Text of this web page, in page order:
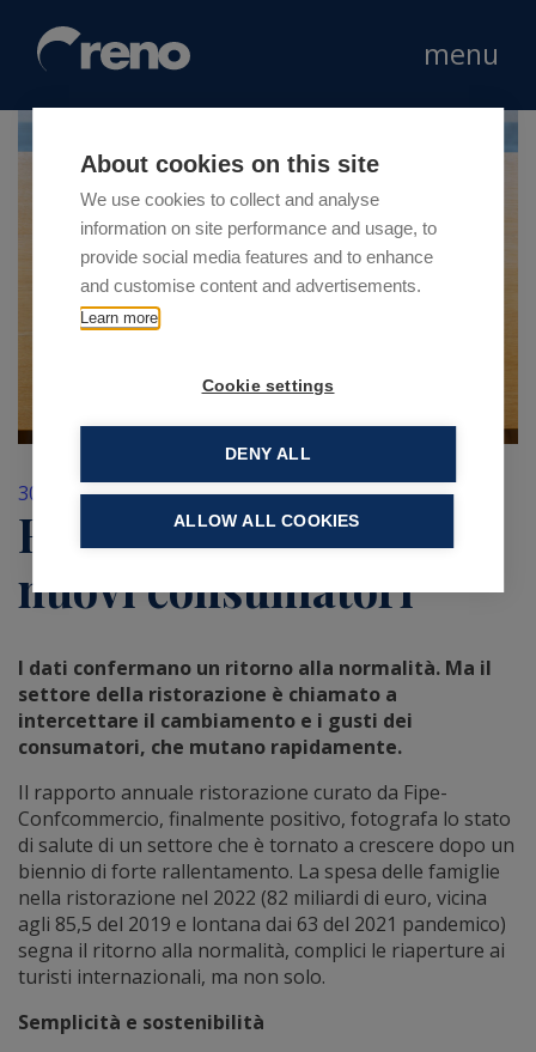
About cookies on this site
We use cookies to collect and analyse
information on site performance and usage, to
provide social media features and to enhance
and customise content and advertisements.
Learn more
Cookie settings
DENY ALL
ALLOW ALL COOKIES
menu
30 Maggio 2023
Ristoranti moderni e
nuovi consumatori
I dati confermano un ritorno alla normalità. Ma il
settore della ristorazione è chiamato a
intercettare il cambiamento e i gusti dei
consumatori, che mutano rapidamente.
Il rapporto annuale ristorazione curato da Fipe-
Confcommercio, finalmente positivo, fotografa lo stato
di salute di un settore che è tornato a crescere dopo un
biennio di forte rallentamento. La spesa delle famiglie
nella ristorazione nel 2022 (82 miliardi di euro, vicina
agli 85,5 del 2019 e lontana dai 63 del 2021 pandemico)
segna il ritorno alla normalità, complici le riaperture ai
turisti internazionali, ma non solo.
Semplicità e sostenibilità